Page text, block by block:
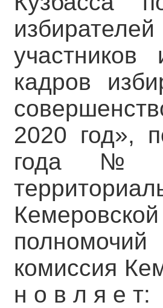
участников
кадров
2020 год»,
года №
комиссия
н о в л я е т: